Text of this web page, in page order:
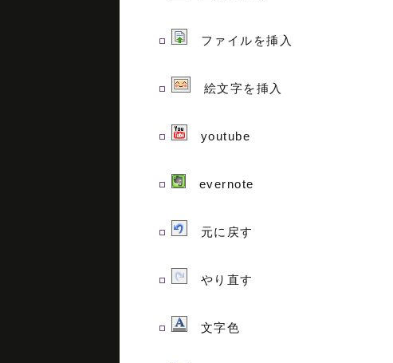
ファイルを挿入
絵文字を挿入
youtube
evernote
元に戻す
やり直す
文字色